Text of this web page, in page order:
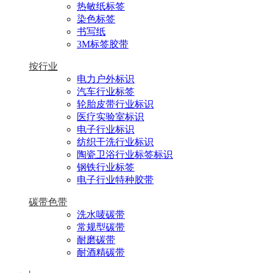
热敏纸标签
染色标签
书写纸
3M标签胶带
按行业
电力户外标识
汽车行业标签
轮胎皮带行业标识
医疗实验室标识
电子行业标识
纺织干洗行业标识
陶瓷卫浴行业标签标识
钢铁行业标签
电子行业特种胶带
碳带色带
洗水唛碳带
常规型碳带
耐磨碳带
耐酒精碳带